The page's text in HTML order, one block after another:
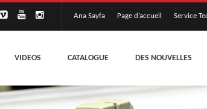
Ana Sayfa Page d’accueil Service
VIDEOS CATALOGUE DES NOUVELLES